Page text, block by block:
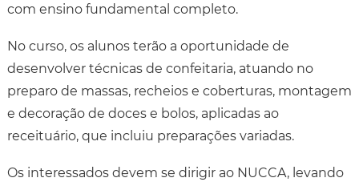
com ensino fundamental completo.
No curso, os alunos terão a oportunidade de
desenvolver técnicas de confeitaria, atuando no
preparo de massas, recheios e coberturas, montagem
e decoração de doces e bolos, aplicadas ao
receituário, que incluiu preparações variadas.
Os interessados devem se dirigir ao NUCCA, levando